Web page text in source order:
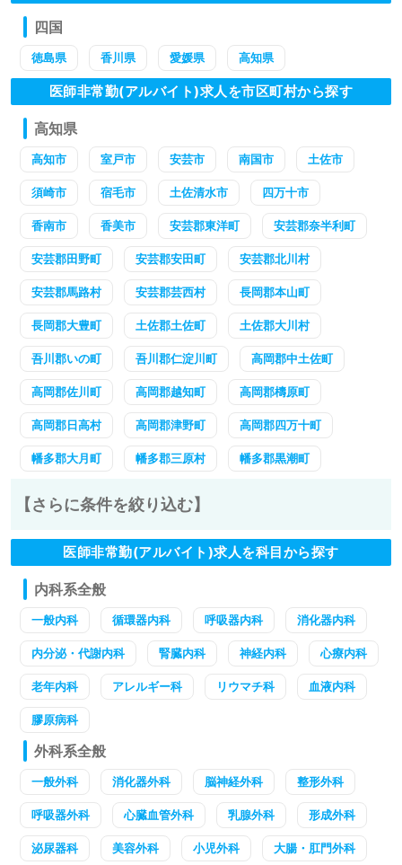
四国
徳島県 香川県 愛媛県 高知県
医師非常勤(アルバイト)求人を市区町村から探す
高知県
高知市 室戸市 安芸市 南国市 土佐市
須崎市 宿毛市 土佐清水市 四万十市
香南市 香美市 安芸郡東洋町 安芸郡奈半利町
安芸郡田野町 安芸郡安田町 安芸郡北川村
安芸郡馬路村 安芸郡芸西村 長岡郡本山町
長岡郡大豊町 土佐郡土佐町 土佐郡大川村
吾川郡いの町 吾川郡仁淀川町 高岡郡中土佐町
高岡郡佐川町 高岡郡越知町 高岡郡檮原町
高岡郡日高村 高岡郡津野町 高岡郡四万十町
幡多郡大月町 幡多郡三原村 幡多郡黒潮町
【さらに条件を絞り込む】
医師非常勤(アルバイト)求人を科目から探す
内科系全般
一般内科 循環器内科 呼吸器内科 消化器内科
内分泌・代謝内科 腎臓内科 神経内科 心療内科
老年内科 アレルギー科 リウマチ科 血液内科
膠原病科
外科系全般
一般外科 消化器外科 脳神経外科 整形外科
呼吸器外科 心臓血管外科 乳腺外科 形成外科
泌尿器科 美容外科 小児外科 大腸・肛門外科